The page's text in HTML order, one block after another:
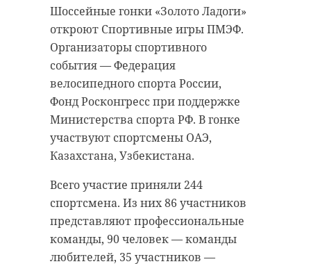
Шоссейные гонки «Золото Ладоги»
откроют Спортивные игры ПМЭФ.
Организаторы спортивного
события — Федерация
велосипедного спорта России,
Фонд Росконгресс при поддержке
Министерства спорта РФ. В гонке
участвуют спортсмены ОАЭ,
Казахстана, Узбекистана.
Всего участие приняли 244
спортсмена. Из них 86 участников
представляют профессиональные
команды, 90 человек — команды
любителей, 35 участников —
нетрезвым, дело будет передано в
уголовное производство. И тогда
нарушителю могут назначить
принудительные работы, а то и
тюремное заключение сроком до
двух лет.
Патрульные машины оснащены
видеорегистраторами, что
исключает возможность
договориться на месте без
последствий. Любая попытка дать
взятку может повлечь за собой
наказание в виде лишения
свободы на срок до 15 лет.
детей и взрослых, концерт,
мастер-классы по декоративно-
прикладному искусству.
Посетители смогут принять
участие в традиционных
народных играх. Особое место в
программе займет полевая кухня,
где можно будет попробовать
разнообразные блюда.
Организаторыприглашают
приходить на фестиваль вместе с
семьей, друзьями и соседями. Это
отличная возможность провести
время в кругу близких, узнать